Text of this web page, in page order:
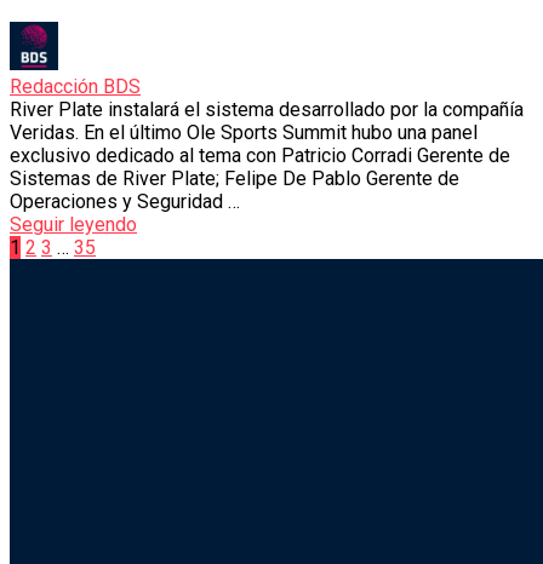
Redacción BDS
River Plate instalará el sistema desarrollado por la compañía
Veridas. En el último Ole Sports Summit hubo una panel
exclusivo dedicado al tema con Patricio Corradi Gerente de
Sistemas de River Plate; Felipe De Pablo Gerente de
Operaciones y Seguridad …
Seguir leyendo
Paginación
1 2 3 … 35